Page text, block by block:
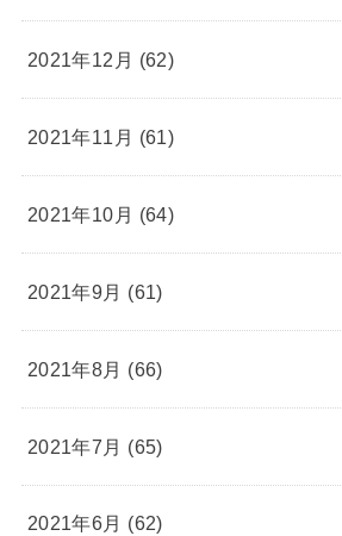
2021年12月 (62)
2021年11月 (61)
2021年10月 (64)
2021年9月 (61)
2021年8月 (66)
2021年7月 (65)
2021年6月 (62)